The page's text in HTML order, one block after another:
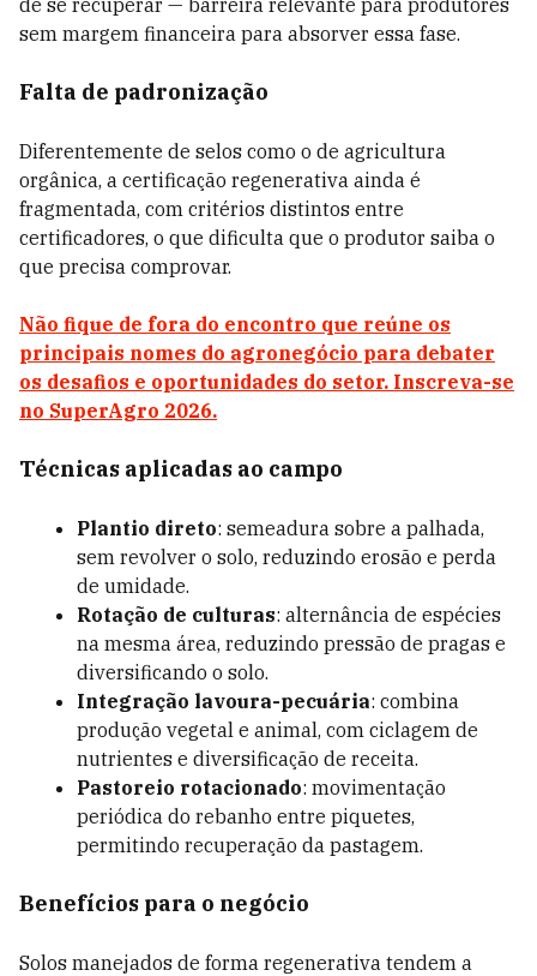
de se recuperar — barreira relevante para produtores
sem margem financeira para absorver essa fase.
Falta de padronização
Diferentemente de selos como o de agricultura
orgânica, a certificação regenerativa ainda é
fragmentada, com critérios distintos entre
certificadores, o que dificulta que o produtor saiba o
que precisa comprovar.
Não fique de fora do encontro que reúne os
principais nomes do agronegócio para debater
os desafios e oportunidades do setor. Inscreva-se
no SuperAgro 2026.
Técnicas aplicadas ao campo
Plantio direto: semeadura sobre a palhada,
sem revolver o solo, reduzindo erosão e perda
de umidade.
Rotação de culturas: alternância de espécies
na mesma área, reduzindo pressão de pragas e
diversificando o solo.
Integração lavoura-pecuária: combina
produção vegetal e animal, com ciclagem de
nutrientes e diversificação de receita.
Pastoreio rotacionado: movimentação
periódica do rebanho entre piquetes,
permitindo recuperação da pastagem.
Benefícios para o negócio
Solos manejados de forma regenerativa tendem a